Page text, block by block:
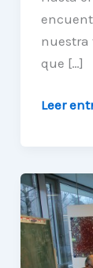
nuestra
que […]
Abiertas
a
nuestra
Escuela
de
Invierno
Leer